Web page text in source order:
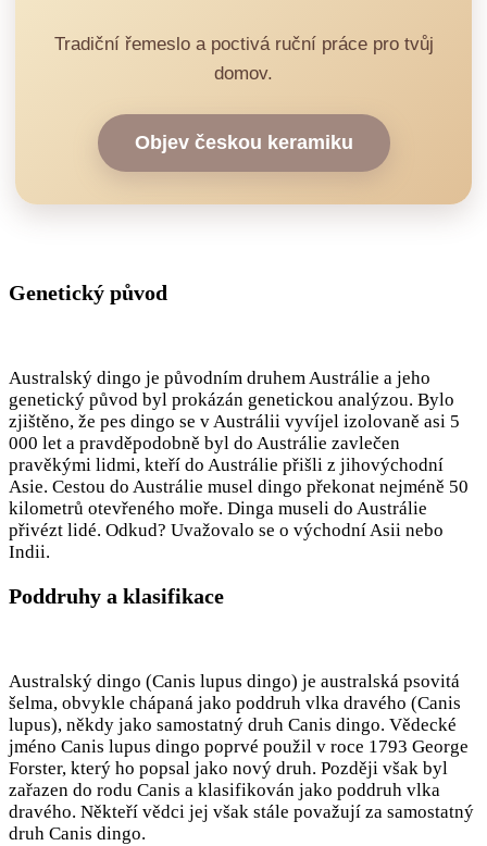
Tradiční řemeslo a poctivá ruční práce pro tvůj
domov.
Objev českou keramiku
Genetický původ
Australský dingo je původním druhem Austrálie a jeho
genetický původ byl prokázán genetickou analýzou. Bylo
zjištěno, že pes dingo se v Austrálii vyvíjel izolovaně asi 5
000 let a pravděpodobně byl do Austrálie zavlečen
pravěkými lidmi, kteří do Austrálie přišli z jihovýchodní
Asie. Cestou do Austrálie musel dingo překonat nejméně 50
kilometrů otevřeného moře. Dinga museli do Austrálie
přivézt lidé. Odkud? Uvažovalo se o východní Asii nebo
Indii.
Poddruhy a klasifikace
Australský dingo (Canis lupus dingo) je australská psovitá
šelma, obvykle chápaná jako poddruh vlka dravého (Canis
lupus), někdy jako samostatný druh Canis dingo. Vědecké
jméno Canis lupus dingo poprvé použil v roce 1793 George
Forster, který ho popsal jako nový druh. Později však byl
zařazen do rodu Canis a klasifikován jako poddruh vlka
dravého. Někteří vědci jej však stále považují za samostatný
druh Canis dingo.